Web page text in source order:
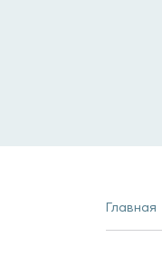
Главная